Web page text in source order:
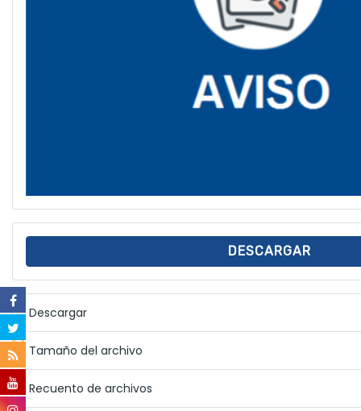
DESCARGAR
Descargar
Tamaño del archivo
Recuento de archivos